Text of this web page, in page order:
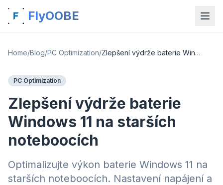
FlyOOBE
Home/Blog/PC Optimization/ Zlepšení výdrže baterie Windows 11 na starších noteboocích
PC Optimization
Zlepšení výdrže baterie
Windows 11 na starších
noteboocích
Optimalizujte výkon baterie Windows 11 na
starších noteboocích. Nastavení napájení a